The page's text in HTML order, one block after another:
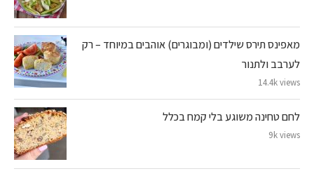
מאפינס תירס שילדים (ומבוגרים) אוהבים במיוחד – רק
לערבב ולתנור
14.4k views
לחם טחינה משוגע בלי קמח בכלל
9k views